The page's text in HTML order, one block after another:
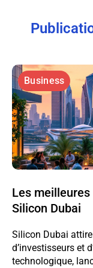
Business
Les
Silicon Dubai
Silicon Dubai
d’investisseurs et
technologique,